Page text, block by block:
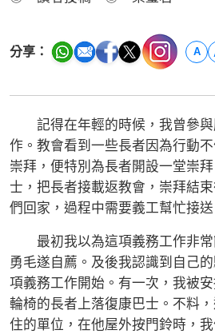
分享： A
記得在年輕的時候，我曾參與
作。教會看到一些長者因為行動
崇拜，便特別為長者開設一堂崇
士，把長者接載返教會，崇拜結
們回家，過程中需要義工幫忙接送
最初我以為這項義務工作非常
勇毛遂自薦。及後我認識到自己
項義務工作開始。有一次，我被
輪椅的長者上落復康巴士。不料
住的單位，在他屋外按門鈴時，